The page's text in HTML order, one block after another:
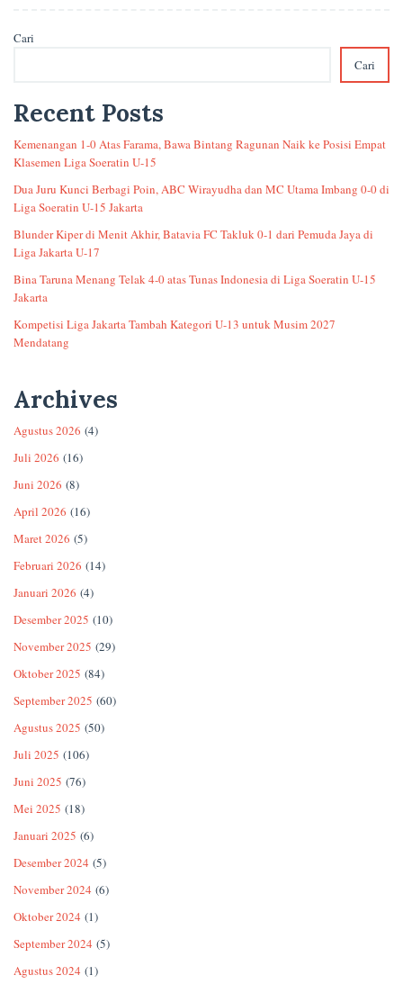
Cari
Cari
Recent Posts
Kemenangan 1-0 Atas Farama, Bawa Bintang Ragunan Naik ke Posisi Empat
Klasemen Liga Soeratin U-15
Dua Juru Kunci Berbagi Poin, ABC Wirayudha dan MC Utama Imbang 0-0 di
Liga Soeratin U-15 Jakarta
Blunder Kiper di Menit Akhir, Batavia FC Takluk 0-1 dari Pemuda Jaya di
Liga Jakarta U-17
Bina Taruna Menang Telak 4-0 atas Tunas Indonesia di Liga Soeratin U-15
Jakarta
Kompetisi Liga Jakarta Tambah Kategori U-13 untuk Musim 2027
Mendatang
Archives
Agustus 2026 (4)
Juli 2026 (16)
Juni 2026 (8)
April 2026 (16)
Maret 2026 (5)
Februari 2026 (14)
Januari 2026 (4)
Desember 2025 (10)
November 2025 (29)
Oktober 2025 (84)
September 2025 (60)
Agustus 2025 (50)
Juli 2025 (106)
Juni 2025 (76)
Mei 2025 (18)
Januari 2025 (6)
Desember 2024 (5)
November 2024 (6)
Oktober 2024 (1)
September 2024 (5)
Agustus 2024 (1)